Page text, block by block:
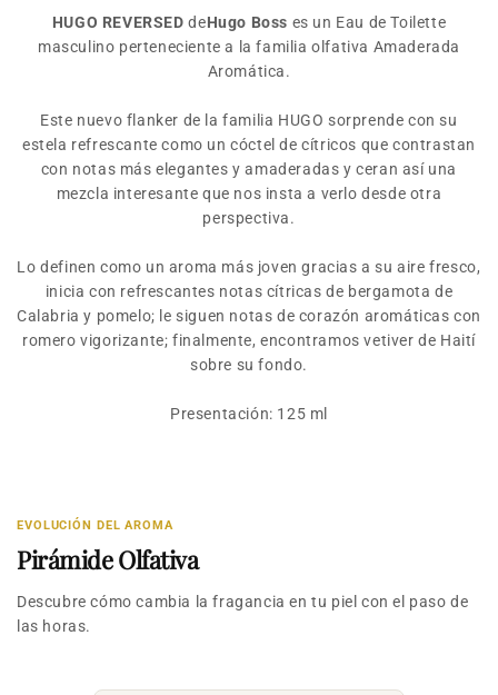
HUGO REVERSED deHugo Boss es un Eau de Toilette
masculino perteneciente a la familia olfativa Amaderada
Aromática.
Este nuevo flanker de la familia HUGO sorprende con su
estela refrescante como un cóctel de cítricos que contrastan
con notas más elegantes y amaderadas y ceran así una
mezcla interesante que nos insta a verlo desde otra
perspectiva.
Lo definen como un aroma más joven gracias a su aire fresco,
inicia con refrescantes notas cítricas de bergamota de
Calabria y pomelo; le siguen notas de corazón aromáticas con
romero vigorizante; finalmente, encontramos vetiver de Haití
sobre su fondo.
Presentación: 125 ml
EVOLUCIÓN DEL AROMA
Pirámide Olfativa
Descubre cómo cambia la fragancia en tu piel con el paso de
las horas.